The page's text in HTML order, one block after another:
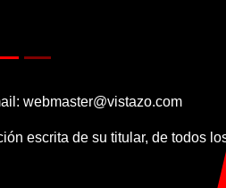
webmaster@vistazo.com
escrita de su titular, de todos